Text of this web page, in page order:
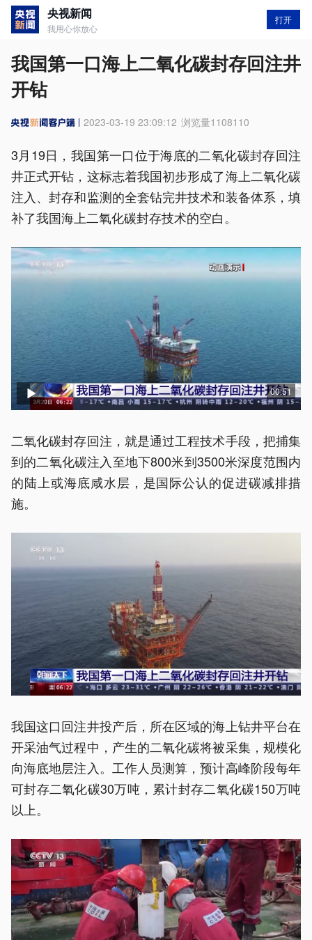
央视新闻
我用心你放心
打开
我国第一口海上二氧化碳封存回注井
开钻
2023-03-19 23:09:12 浏览量1108110
3月19日，我国第一口位于海底的二氧化碳封存回注
井正式开钻，这标志着我国初步形成了海上二氧化碳
注入、封存和监测的全套钻完井技术和装备体系，填
补了我国海上二氧化碳封存技术的空白。
00:51
二氧化碳封存回注，就是通过工程技术手段，把捕集
到的二氧化碳注入至地下800米到3500米深度范围内
的陆上或海底咸水层，是国际公认的促进碳减排措
施。
我国这口回注井投产后，所在区域的海上钻井平台在
开采油气过程中，产生的二氧化碳将被采集，规模化
向海底地层注入。工作人员测算，预计高峰阶段每年
可封存二氧化碳30万吨，累计封存二氧化碳150万吨
以上。